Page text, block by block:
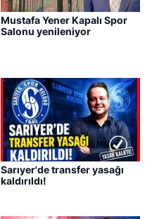
Mustafa Yener Kapalı Spor
Salonu yenileniyor
Sarıyer'de transfer yasağı
kaldırıldı!